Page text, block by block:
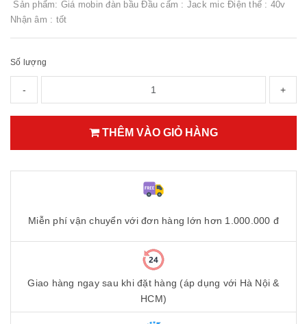
Sản phẩm: Giá mobin đàn bầu Đầu cấm : Jack mic Điện thế : 40v
Nhận âm : tốt
Số lượng
- +
THÊM VÀO GIỎ HÀNG
Miễn phí vận chuyển với đơn hàng lớn hơn 1.000.000 đ
Giao hàng ngay sau khi đặt hàng (áp dụng với Hà Nội &
HCM)